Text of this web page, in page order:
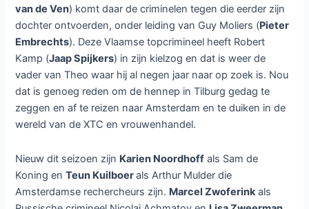
van de Ven) komt daar de criminelen tegen die eerder zijn
dochter ontvoerden, onder leiding van Guy Moliers (Pieter
Embrechts). Deze Vlaamse topcrimineel heeft Robert
Kamp (Jaap Spijkers) in zijn kielzog en dat is weer de
vader van Theo waar hij al negen jaar naar op zoek is. Nou
dat is genoeg reden om de hennep in Tilburg gedag te
zeggen en af te reizen naar Amsterdam en te duiken in de
wereld van de XTC en vrouwenhandel.
Nieuw dit seizoen zijn Karien Noordhoff als Sam de
Koning enTeun Kuilboerals Arthur Mulder die
Amsterdamse rechercheurs zijn. Marcel Zwoferinkals